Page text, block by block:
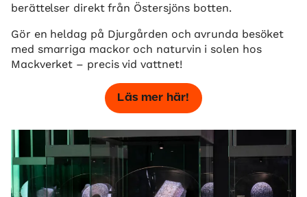
berättelser direkt från Östersjöns botten.
Gör en heldag på Djurgården och avrunda besöket
med smarriga mackor och naturvin i solen hos
Mackverket – precis vid vattnet!
Läs mer här!